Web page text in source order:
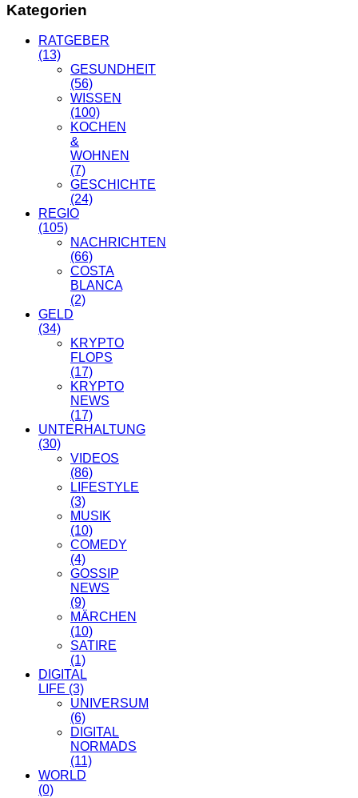
Kategorien
RATGEBER
(13)
GESUNDHEIT
(56)
WISSEN
(100)
KOCHEN
&
WOHNEN
(7)
GESCHICHTE
(24)
REGIO
(105)
NACHRICHTEN
(66)
COSTA
BLANCA
(2)
GELD
(34)
KRYPTO
FLOPS
(17)
KRYPTO
NEWS
(17)
UNTERHALTUNG
(30)
VIDEOS
(86)
LIFESTYLE
(3)
MUSIK
(10)
COMEDY
(4)
GOSSIP
NEWS
(9)
MÄRCHEN
(10)
SATIRE
(1)
DIGITAL
LIFE (3)
UNIVERSUM
(6)
DIGITAL
NORMADS
(11)
WORLD
(0)